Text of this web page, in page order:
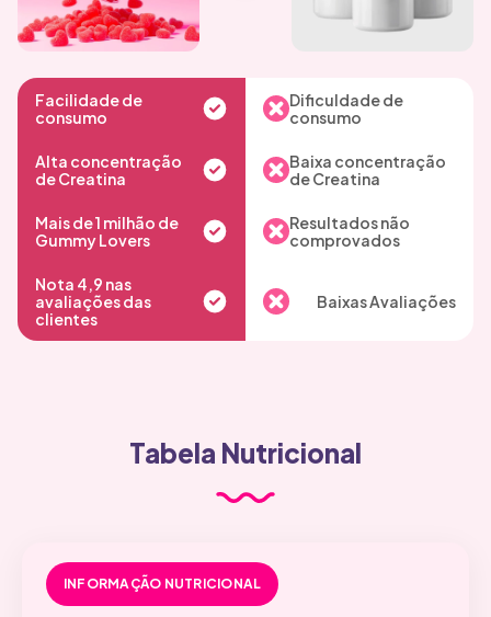
Facilidade de
consumo
Dificuldade de
consumo
Alta concentração
de Creatina
Baixa concentração
de Creatina
Mais de 1 milhão de
Gummy Lovers
Resultados não
comprovados
Nota 4,9 nas
avaliações das
clientes
Baixas Avaliações
Tabela Nutricional
INFORMAÇÃO NUTRICIONAL